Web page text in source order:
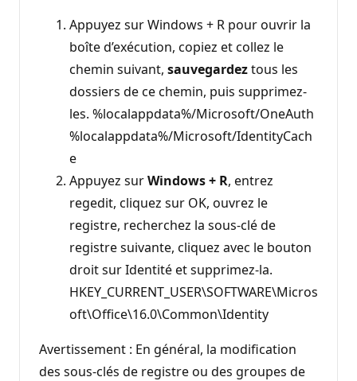
Appuyez sur Windows + R pour ouvrir la
boîte d’exécution, copiez et collez le
chemin suivant, sauvegardeztous les
dossiers de ce chemin, puis supprimez-
les. %localappdata%/Microsoft/OneAuth
%localappdata%/Microsoft/IdentityCach
e
Appuyez surWindows + R, entrez
regedit, cliquez sur OK, ouvrez le
registre, recherchez la sous-clé de
registre suivante, cliquez avec le bouton
droit sur Identité et supprimez-la.
HKEY_CURRENT_USER\SOFTWARE\Micros
oft\Office\16.0\Common\Identity
Avertissement : En général, la modification
des sous-clés de registre ou des groupes de